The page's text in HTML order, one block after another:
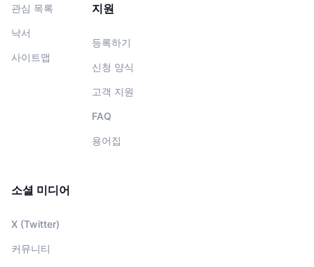
관심 목록
낙서
사이트맵
지원
등록하기
신청 양식
고객 지원
FAQ
용어집
소셜 미디어
X (Twitter)
커뮤니티